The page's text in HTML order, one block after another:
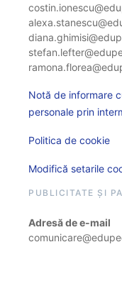
Notă de informare
personale prin
Politica de cookie
Modifică setarile
PUBLICITATE ȘI
Adresă de e-mail